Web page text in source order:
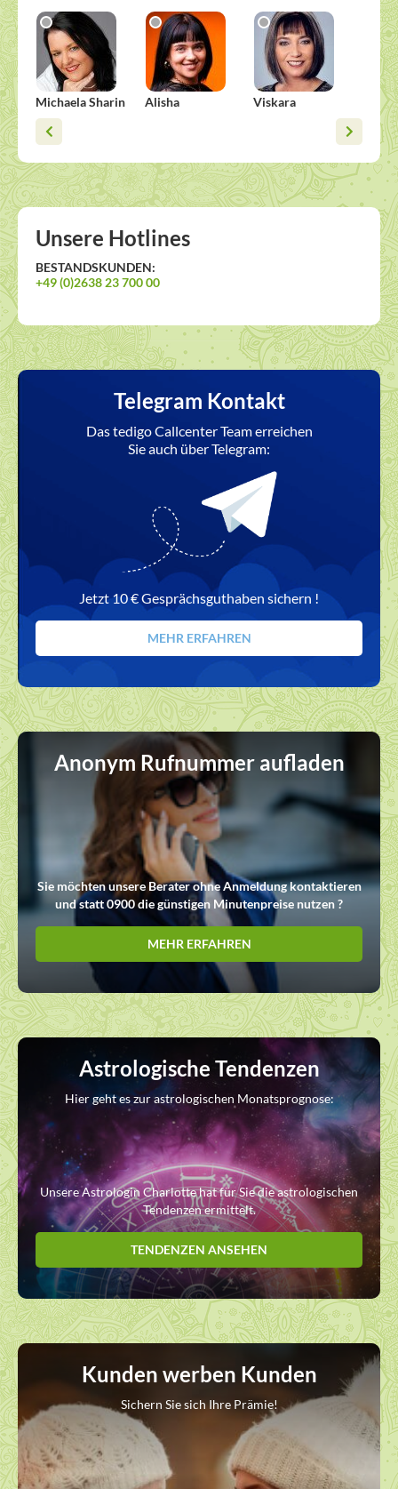
Michaela Sharin Alisha Viskara
Unsere Hotlines
BESTANDSKUNDEN:
+49 (0)2638 23 700 00
Telegram Kontakt
Das tedigo Callcenter Team erreichen
Sie auch über Telegram:
Jetzt 10 € Gesprächsguthaben sichern !
MEHR ERFAHREN
Anonym Rufnummer aufladen
Sie möchten unsere Berater ohne Anmeldung kontaktieren
und statt 0900 die günstigen Minutenpreise nutzen ?
MEHR ERFAHREN
Astrologische Tendenzen
Hier geht es zur astrologischen Monatsprognose:
Unsere Astrologin Charlotte hat für Sie die astrologischen
Tendenzen ermittelt.
TENDENZEN ANSEHEN
Kunden werben Kunden
Sichern Sie sich Ihre Prämie!